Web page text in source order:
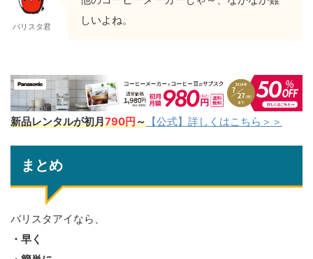
バリスタ君
しいよね。
新品レンタルが初月790円～ 【公式】詳しくはこちら＞＞
まとめ
バリスタアイなら、
・早く